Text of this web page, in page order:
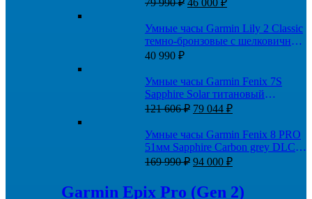
79 990₽
составляла
79
46 000 ₽
46
000 ₽.
Умные часы Garmin Lily 2 Classic
темно-бронзовые с шелковичным
кожаным ремешком
40 990 ₽
Умные часы Garmin Fenix 7S
Sapphire Solar титановый
кремовый с нейлоновым
121 606₽ Первоначальная
составляла
121
606 ₽.
79 044 ₽Текущая
79
044 ₽.
Умные часы Garmin Fenix 8 PRO
51мм Sapphire Carbon grey DLC
titanium with Chestnut leather band
169 990₽ Первоначальная
составляла
169
94 000 ₽Текущая
94
Garmin Epix Pro (Gen 2)